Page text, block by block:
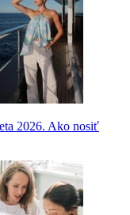
2026. Ako nosiť